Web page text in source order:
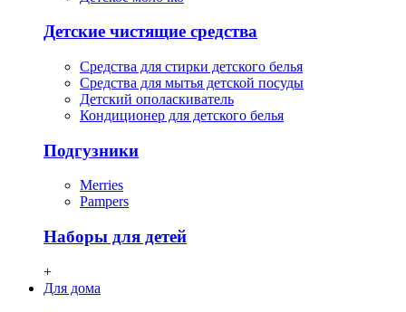
Детские чистящие средства
Средства для стирки детского белья
Средства для мытья детской посуды
Детский ополаскиватель
Кондиционер для детского белья
Подгузники
Merries
Pampers
Наборы для детей
+
Для дома